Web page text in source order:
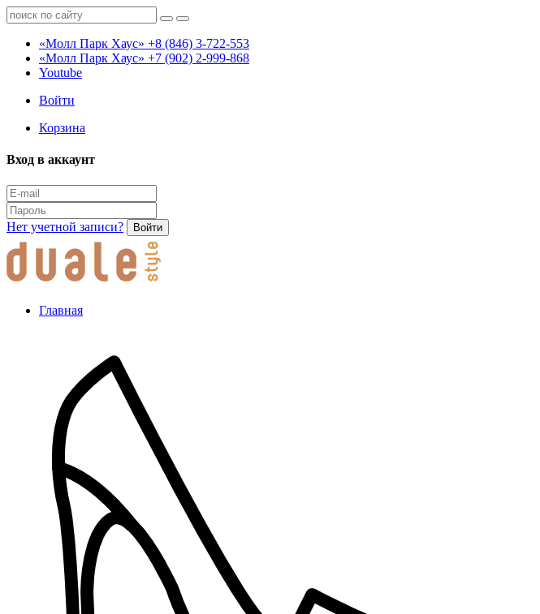
«Молл Парк Хаус» +8 (846) 3-722-553
«Молл Парк Хаус» +7 (902) 2-999-868
Youtube
Войти
Корзина
Вход в аккаунт
Нет учетной записи? Войти
Главная